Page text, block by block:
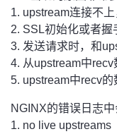
1. upstream连接不
2. SSL初始化或者
3. 发送请求时，和
4. 从upstream中
5. upstream中recv
NGINX的错误日志中
1. no live upstreams